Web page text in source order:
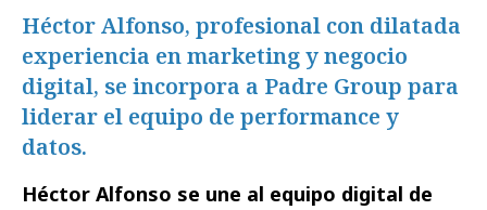
Héctor Alfonso, profesional con dilatada
experiencia en marketing y negocio
digital, se incorpora a Padre Group para
liderar el equipo de performance y
datos.
Héctor Alfonso se une al equipo digital de